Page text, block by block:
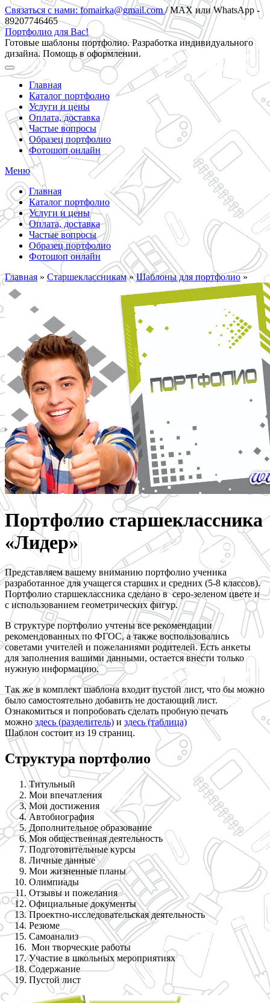
Skip
to
content
Связаться с нами: fomairka@gmail.com/ MAX или WhatsApp -
89207746465
Портфолио для Вас!
Готовые шаблоны портфолио. Разработка индивидуального
дизайна. Помощь в оформлении.
Главная
Каталог портфолио
Услуги и цены
Оплата, доставка
Частые вопросы
Образец портфолио
Фотошоп онлайн
Меню
Главная
Каталог портфолио
Услуги и цены
Оплата, доставка
Частые вопросы
Образец портфолио
Фотошоп онлайн
Главная » Старшеклассникам»Шаблоны для портфолио»
Портфолио старшеклассника
«Лидер»
Представляем вашему вниманию портфолио ученика
разработанное для учащегся старших и средних (5-8 классов).
Портфолио старшеклассника сделано в серо-зеленом цвете и
с использованием геометрических фигур.
В структуре портфолио учтены все рекомендации
рекомендованных по ФГОС, а также воспользовались
советами учителей и пожеланиями родителей. Есть анкеты
для заполнения вашими данными, остается внести только
нужную информацию.
Так же в комплект шаблона входит пустой лист, что бы можно
было самостоятельно добавить не достающий лист.
Ознакомиться и попробовать сделать пробную печать
можноздесь (разделитель) и здесь (таблица)
Шаблон состоит из 19 страниц.
Структура портфолио
Титульный
Мои впечатления
Мои достижения
Автобиография
Дополнительное образование
Моя общественная деятельность
Подготовительные курсы
Личные данные
Мои жизненные планы
Олимпиады
Отзывы и пожелания
Официальные документы
Проектно-исследовательская деятельность
Резюме
Самоанализ
Мои творческие работы
Участие в школьных мероприятиях
Содержание
Пустой лист